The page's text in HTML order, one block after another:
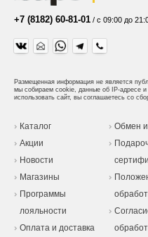
+7 (8182) 60-81-01 / с 09:00 до
Размещенная информация не является
мы собираем cookie, данные об IP-адресе
использовать сайт, вы соглашаетесь со
Каталог
Акции
Новости
Магазины
Программы
лояльности
Оплата и доставка
Обмен и